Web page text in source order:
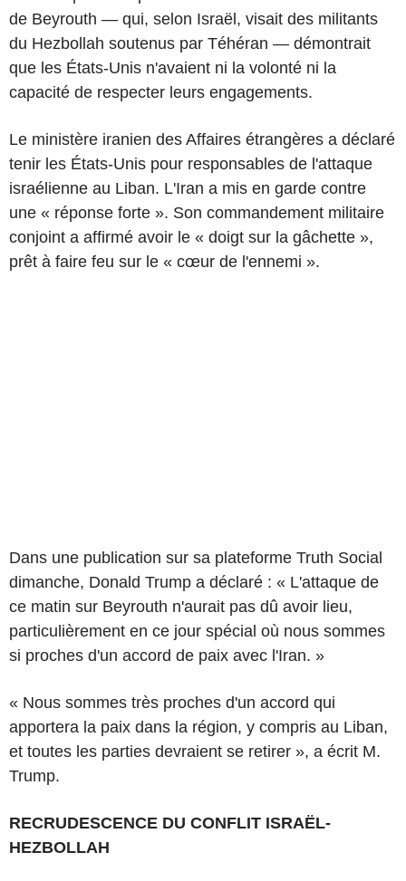
de Beyrouth — qui, selon Israël, visait des militants
du Hezbollah soutenus par Téhéran — démontrait
que les États-Unis n'avaient ni la volonté ni la
capacité de respecter leurs engagements.
Le ministère iranien des Affaires étrangères a déclaré
tenir les États-Unis pour responsables de l'attaque
israélienne au Liban. L'Iran a mis en garde contre
une « réponse forte ». Son commandement militaire
conjoint a affirmé avoir le « doigt sur la gâchette »,
prêt à faire feu sur le « cœur de l'ennemi ».
Dans une publication sur sa plateforme Truth Social
dimanche, Donald Trump a déclaré : « L'attaque de
ce matin sur Beyrouth n'aurait pas dû avoir lieu,
particulièrement en ce jour spécial où nous sommes
si proches d'un accord de paix avec l'Iran. »
« Nous sommes très proches d'un accord qui
apportera la paix dans la région, y compris au Liban,
et toutes les parties devraient se retirer », a écrit M.
Trump.
RECRUDESCENCE DU CONFLIT ISRAËL-
HEZBOLLAH